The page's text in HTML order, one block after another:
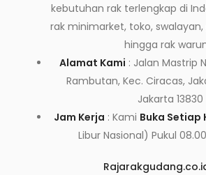
kebutuhan rak terlengkap di
rak minimarket, toko,
hingga rak
Alamat Kami : Jalan Mastrip
Rambutan, Kec. Ciracas,
Jakarta 13830
Jam Kerja : Kami Buka Setiap
Libur Nasional) Pukul